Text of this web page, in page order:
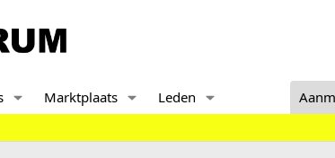
Marktplaats Leden